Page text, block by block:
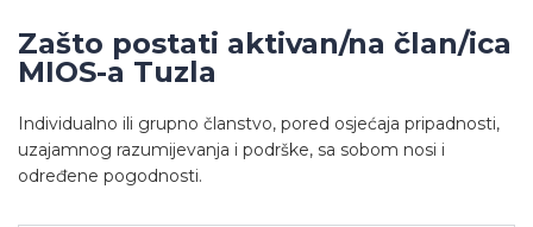
Zašto postati aktivan/na član/ica
MIOS-a Tuzla
Individualno ili grupno članstvo, pored osjećaja pripadnosti,
uzajamnog razumijevanja i podrške, sa sobom nosi i
određene pogodnosti.